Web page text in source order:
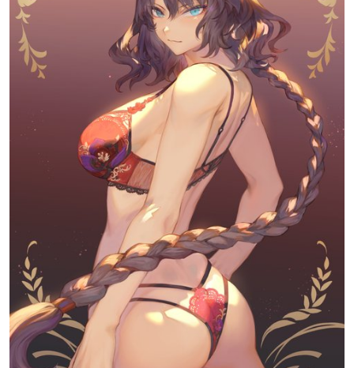
してない
【FGO】低レア強化はニッチな需要満たしていけ
【FGO】ティアマト Fate/GrandOrderのイラスト紹介
【FGO】セミラミス Fate/GrandOrderのイラスト紹介
【画像】日本を代表する大物漫画家、高市早苗と小泉進
次郎にガチギレ 痛烈な風刺漫画を投稿
【FGO】スルトくんは保険に使えたのかね実際